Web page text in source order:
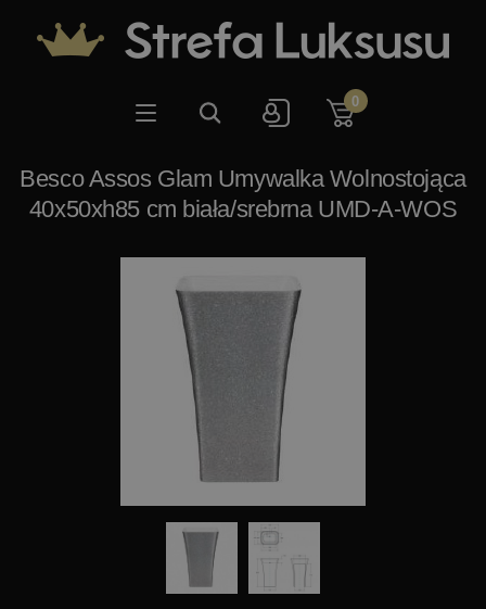
0
Besco Assos Glam Umywalka Wolnostojąca
40x50xh85 cm biała/srebrna UMD-A-WOS